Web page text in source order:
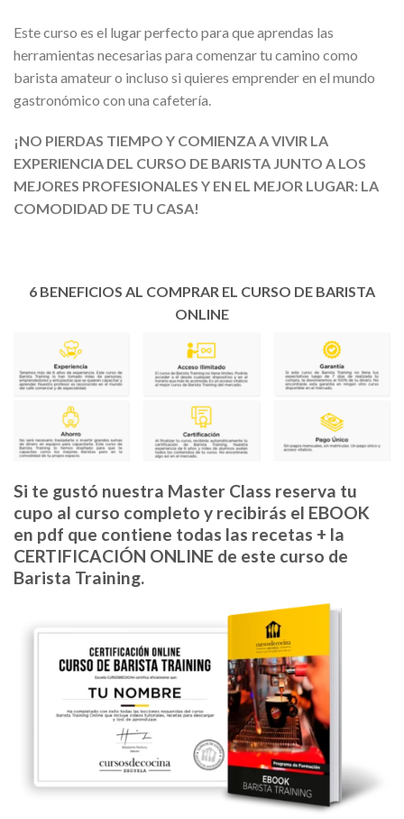
Este curso es el lugar perfecto para que aprendas las
herramientas necesarias para comenzar tu camino como
barista amateur o incluso si quieres emprender en el mundo
gastronómico con una cafetería.
¡NO PIERDAS TIEMPO Y COMIENZA A VIVIR LA
EXPERIENCIA DEL CURSO DE BARISTA JUNTO A LOS
MEJORES PROFESIONALES Y EN EL MEJOR LUGAR: LA
COMODIDAD DE TU CASA!
6 BENEFICIOS AL COMPRAR EL CURSO DE BARISTA
ONLINE
Si te gustó nuestra Master Class reserva tu
cupo al curso completo y recibirás el EBOOK
en pdf que contiene todas las recetas + la
CERTIFICACIÓN ONLINE de este curso de
Barista Training.